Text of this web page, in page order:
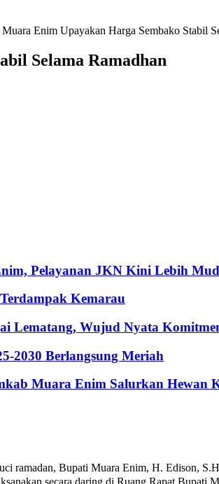
Enim Upayakan Harga Sembako Stabil
Selama Ramadhan
Pelayanan JKN Kini Lebih
Kemarau
Lematang, Wujud Nyata
2030 Berlangsung Meriah
Muara Enim Salurkan Hewan
ramadan, Bupati Muara Enim, H. Edison,
secara daring di Ruang Rapat Bupati